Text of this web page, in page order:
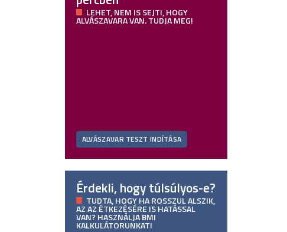
LEHET, NEM IS SEJTI, HOGY
ALVÁSZAVARA VAN. TUDJA MEG!
ALVÁSZAVAR TESZT INDÍTÁSA
Érdekli, hogy túlsúlyos-e?
TUDTA, HOGY HA ROSSZUL ALSZIK,
AZ AZ ÉTKEZÉSÉRE IS HATÁSSAL
VAN? HASZNÁLJA BMI
KALKULÁTORUNKAT!